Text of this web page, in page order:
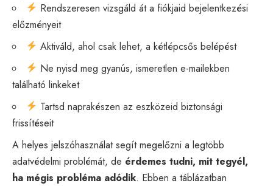
Rendszeresen vizsgáld át a fiókjaid bejelentkezési
előzményeit
Aktiváld, ahol csak lehet, a kétlépcsős belépést
Ne nyisd meg gyanús, ismeretlen e-mailekben
található linkeket
Tartsd naprakészen az eszközeid biztonsági
frissítéseit
A helyes jelszóhasználat segít megelőzni a legtöbb
adatvédelmi problémát, de érdemes tudni, mit tegyél,
ha mégis probléma adódik. Ebben a táblázatban